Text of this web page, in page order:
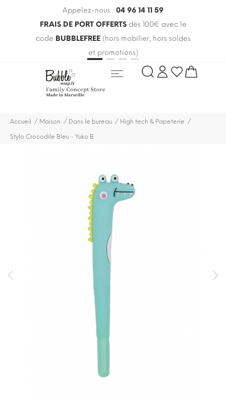
Appelez-nous : 04 96 14 11 59
FRAIS DE PORT OFFERTSdès 100€ avec le
code BUBBLEFREE(hors mobilier, hors soldes
et promotions)
Accueil Maison Dans le bureau High tech & Papeterie
Stylo Crocodile Bleu - Yuko B